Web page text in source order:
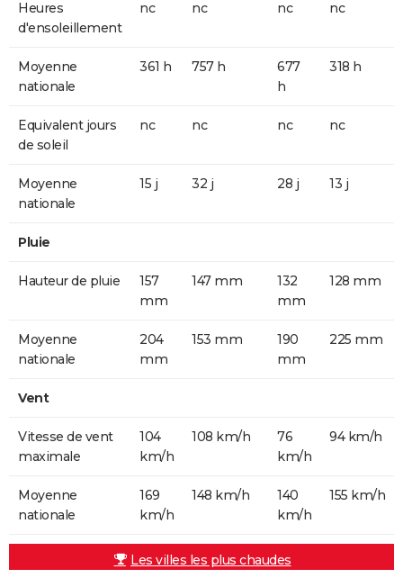
Heures
d'ensoleillement
nc nc nc nc
Moyenne
nationale
361 h 757 h
677
h
318 h
Equivalent jours
de soleil
nc nc nc nc
Moyenne
nationale
15 j 32 j 28 j 13 j
Pluie
Hauteur de pluie
157
mm
147 mm
132
mm
128 mm
Moyenne
nationale
204
mm
153 mm
190
mm
225 mm
Vent
Vitesse de vent
maximale
104
km/h
108 km/h
76
km/h
94 km/h
Moyenne
nationale
169
km/h
148 km/h
140
km/h
155 km/h
Les villes les plus chaudes